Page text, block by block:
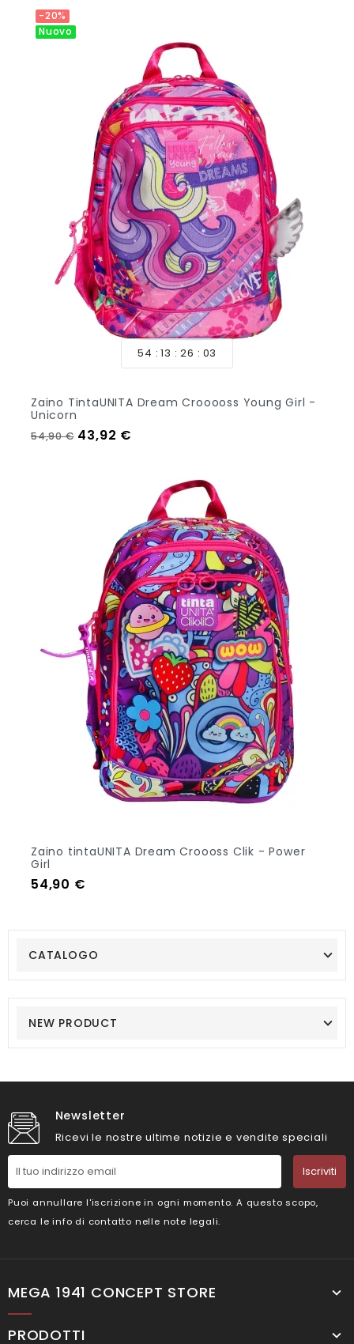
CATALOGO
NEW PRODUCT
-20%
Nuovo
54 13 26 01
Zaino TintaUNITA Dream Crooooss Young Girl -
Unicorn
Prezzo regolare
54,90 € Prezzo
43,92 €
Zaino tintaUNITA Dream Croooss Clik - Power
Girl
Prezzo
54,90 €
Newsletter
Ricevi le nostre ultime notizie e vendite speciali
Iscriviti
Puoi annullare l'iscrizione in ogni momento. A questo scopo,
cerca le info di contatto nelle note legali.
MEGA 1941 CONCEPT STORE
PRODOTTI